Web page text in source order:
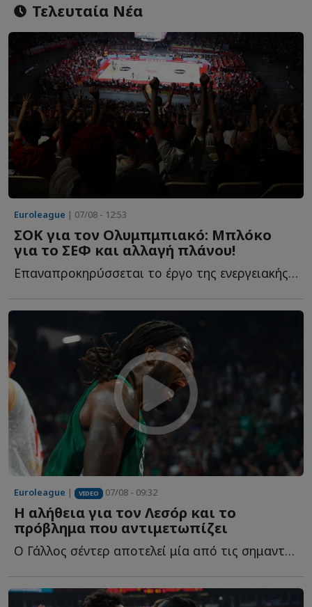
Τελευταία Νέα
Euroleague | 07/08 - 12:53
ΣΟΚ για τον Ολυμπμπιακό: Μπλόκο
για το ΣΕΦ και αλλαγή πλάνου!
Επαναπροκηρύσσεται το έργο της ενεργειακής αναβάθμισης τ...
Euroleague | VIDEO 07/08 - 09:32
Η αλήθεια για τον Λεσόρ και το
πρόβλημα που αντιμετωπίζει
Ο Γάλλος σέντερ αποτελεί μία από τις σημαντικότερες μ...